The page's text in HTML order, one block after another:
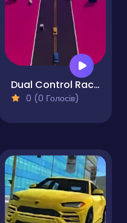
Dual Control Racing
0 (0 Голосів)